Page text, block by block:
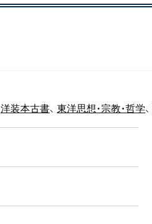
洋装本古書、 東洋思想・宗教・哲学、